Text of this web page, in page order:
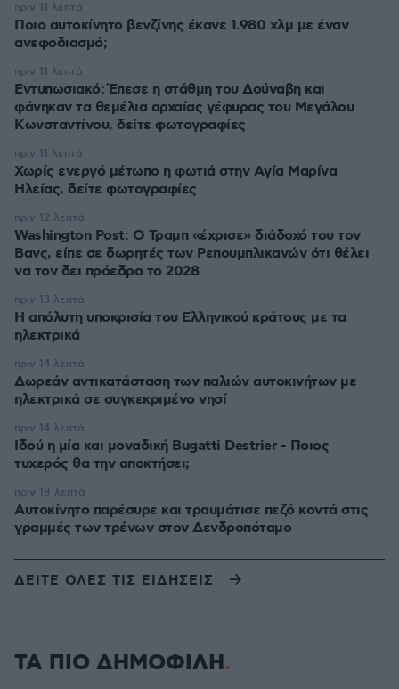
Ποιο αυτοκίνητο βενζίνης έκανε 1.980 χλμ με έναν
ανεφοδιασμό;
πριν 11 λεπτά
Εντυπωσιακό: Έπεσε η στάθμη του Δούναβη και
φάνηκαν τα θεμέλια αρχαίας γέφυρας του Μεγάλου
Κωνσταντίνου, δείτε φωτογραφίες
πριν 11 λεπτά
Χωρίς ενεργό μέτωπο η φωτιά στην Aγία Μαρίνα
Ηλείας, δείτε φωτογραφίες
πριν 11 λεπτά
Washington Post: Ο Τραμπ «έχρισε» διάδοχό του τον
Βανς, είπε σε δωρητές των Ρεπουμπλικανών ότι θέλει
να τον δει πρόεδρο το 2028
πριν 12 λεπτά
Η απόλυτη υποκρισία του Ελληνικού κράτους με τα
ηλεκτρικά
πριν 13 λεπτά
Δωρεάν αντικατάσταση των παλιών αυτοκινήτων με
ηλεκτρικά σε συγκεκριμένο νησί
πριν 14 λεπτά
Ιδού η μία και μοναδική Bugatti Destrier - Ποιος
τυχερός θα την αποκτήσει;
πριν 14 λεπτά
Αυτοκίνητο παρέσυρε και τραυμάτισε πεζό κοντά στις
γραμμές των τρένων στον Δενδροπόταμο
πριν 18 λεπτά
ΔΕΙΤΕ ΟΛΕΣ ΤΙΣ ΕΙΔΗΣΕΙΣ
ΤΑ ΠΙΟ ΔΗΜΟΦΙΛΗ